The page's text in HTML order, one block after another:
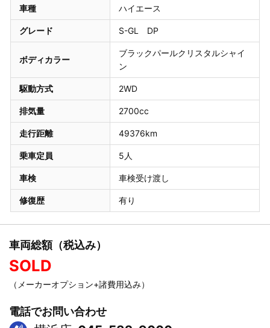
車種 ハイエース
グレード S-GL DP
ボディカラー
ブラックパールクリスタルシャイ
ン
駆動方式 2WD
排気量 2700cc
走行距離 49376km
乗車定員 5人
車検 車検受け渡し
修復歴 有り
車両総額（税込み）
SOLD
（メーカーオプション+諸費用込み）
電話でお問い合わせ